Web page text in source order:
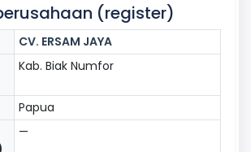
(register)
CV. ERSAM JAYA
Kab. Biak Numfor
Papua
—